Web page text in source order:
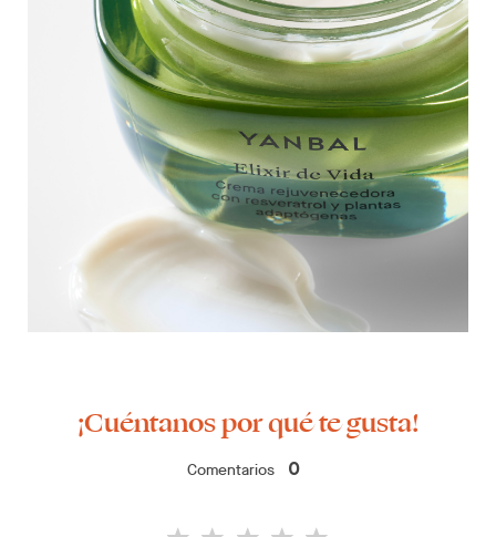
¡Cuéntanos por qué te gusta!
Comentarios 0